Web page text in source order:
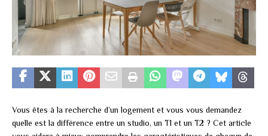
Vous êtes à la recherche d’un logement et vous vous demandez
quelle est la différence entre un studio, un T1 et un T2 ? Cet article